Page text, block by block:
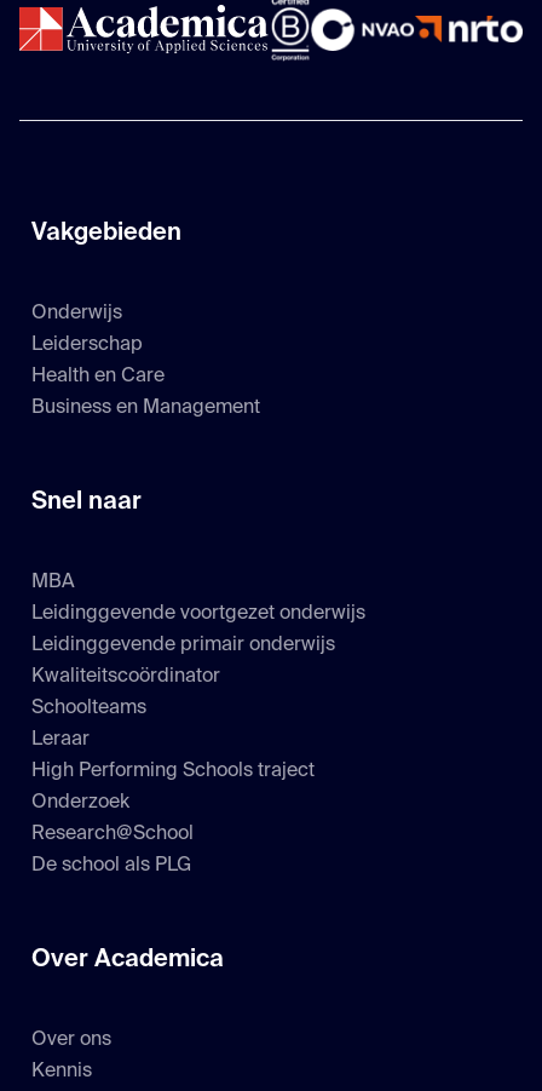
Vakgebieden
Onderwijs
Leiderschap
Health en Care
Business en Management
Snel naar
MBA
Leidinggevende voortgezet onderwijs
Leidinggevende primair onderwijs
Kwaliteitscoördinator
Schoolteams
Leraar
High Performing Schools traject
Onderzoek
Research@School
De school als PLG
Over Academica
Over ons
Kennis